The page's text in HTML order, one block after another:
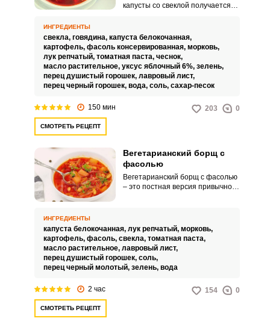
капусты со свеклой получается
много, с разными вариациями
ингредиентов и способов
зажарки.
ИНГРЕДИЕНТЫ
свекла, говядина, капуста белокочанная,
картофель, фасоль консервированная, морковь,
лук репчатый, томатная паста, чеснок,
масло растительное, уксус яблочный 6%, зелень,
перец душистый горошек, лавровый лист,
перец черный горошек, вода, соль, сахар-песок
150 мин 203 0
СМОТРЕТЬ РЕЦЕПТ
Вегетарианский борщ с
фасолью
Вегетарианский борщ с фасолью
– это постная версия привычного
сытное блюдо благодаря
добавлению фасоли.
ИНГРЕДИЕНТЫ
капуста белокочанная, лук репчатый, морковь,
картофель, фасоль, свекла, томатная паста,
масло растительное, лавровый лист,
перец душистый горошек, соль,
перец черный молотый, зелень, вода
2 час 154 0
СМОТРЕТЬ РЕЦЕПТ